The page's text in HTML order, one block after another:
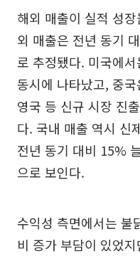
해외 매출이 실적 성
외 매출은 전년 동기
로 추정됐다. 미국에
동시에 나타났고, 중
영국 등 신규 시장 진
다. 국내 매출 역시 신
전년 동기 대비 15%
으로 보인다.
수익성 측면에서는 불
비 증가 부담이 있었